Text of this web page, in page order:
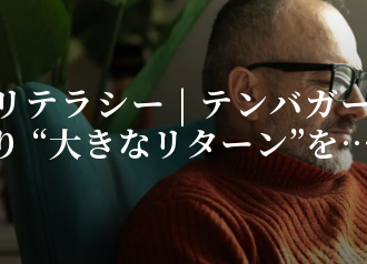
テラシー | テンバガ
“大きなリターン”を